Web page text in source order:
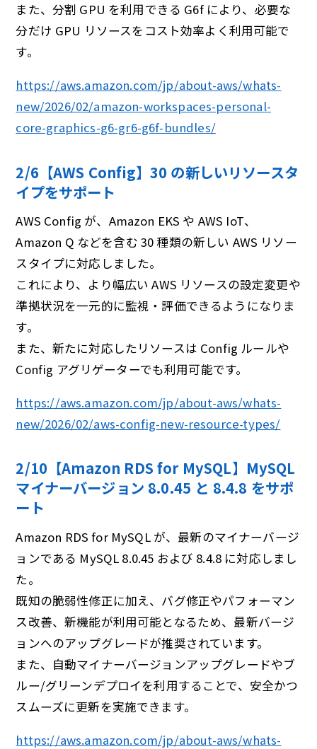
また、分割 GPU を利用できる G6f により、必要な
分だけ GPU リソースをコスト効率よく利用可能で
す。
https://aws.amazon.com/jp/about-aws/whats-
new/2026/02/amazon-workspaces-personal-
core-graphics-g6-gr6-g6f-bundles/
2/6【AWS Config】30 の新しいリソースタ
イプをサポート
AWS Config が、Amazon EKS や AWS IoT、
Amazon Q などを含む 30 種類の新しい AWS リソー
スタイプに対応しました。
これにより、より幅広い AWS リソースの設定変更や
準拠状況を一元的に監視・評価できるようになりま
す。
また、新たに対応したリソースは Config ルールや
Config アグリゲーターでも利用可能です。
https://aws.amazon.com/jp/about-aws/whats-
new/2026/02/aws-config-new-resource-types/
2/10【Amazon RDS for MySQL】MySQL
マイナーバージョン 8.0.45 と 8.4.8 をサポ
ート
Amazon RDS for MySQL が、最新のマイナーバージ
ョンである MySQL 8.0.45 および 8.4.8 に対応しまし
た。
既知の脆弱性修正に加え、バグ修正やパフォーマン
ス改善、新機能が利用可能となるため、最新バージ
ョンへのアップグレードが推奨されています。
また、自動マイナーバージョンアップグレードやブ
ルー/グリーンデプロイを利用することで、安全かつ
スムーズに更新を実施できます。
https://aws.amazon.com/jp/about-aws/whats-